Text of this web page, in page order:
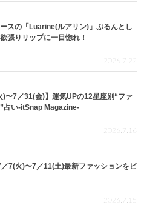
スの「Luarine(ルアリン)」ぷるんとし
張りリップに一目惚れ！
2026.7.22
)〜7／31(金)】運気UPの12星座別“ファ
占い-itSnap Magazine-
2026.7.16
／7(火)〜7／11(土)最新ファッションをピ
2026.7.15